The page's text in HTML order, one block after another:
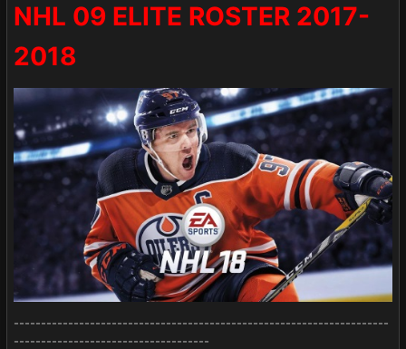
NHL 09 ELITE ROSTER 2017-
2018
---------------------------------------------------------------------
------------------------------------